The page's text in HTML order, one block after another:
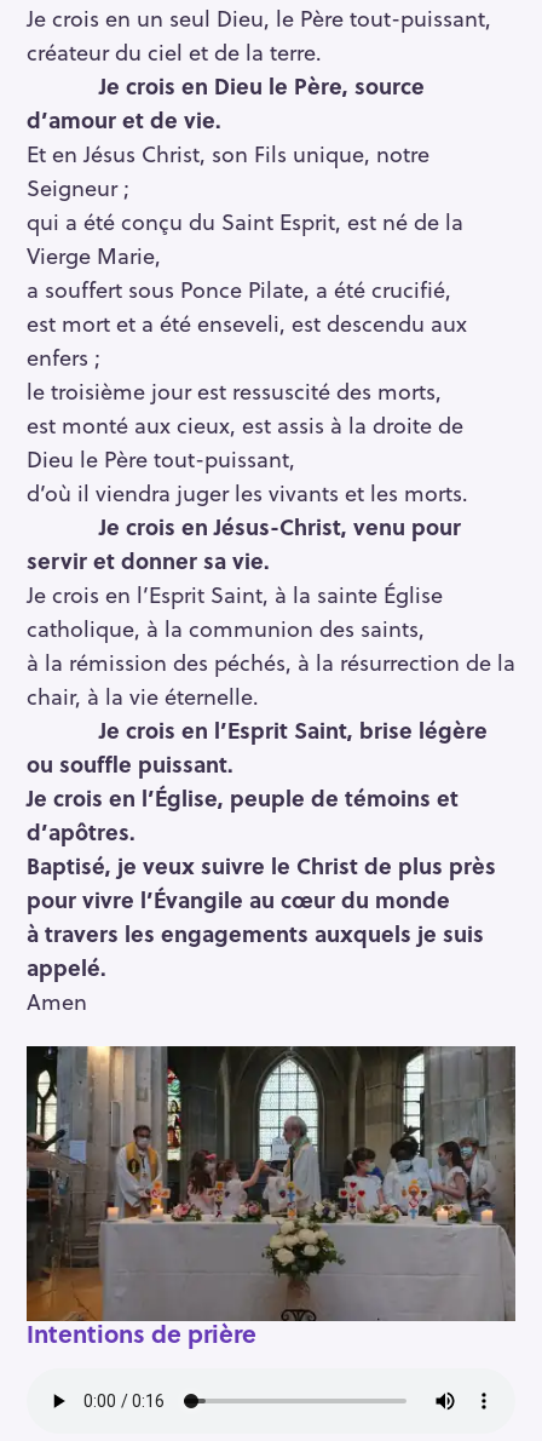
Je crois en un seul Dieu, le Père tout-puissant,
créateur du ciel et de la terre.
Je crois en Dieu le Père, source
d’amour et de vie.
Et en Jésus Christ, son Fils unique, notre
Seigneur ;
qui a été conçu du Saint Esprit, est né de la
Vierge Marie,
a souffert sous Ponce Pilate, a été crucifié,
est mort et a été enseveli, est descendu aux
enfers ;
le troisième jour est ressuscité des morts,
est monté aux cieux, est assis à la droite de
Dieu le Père tout-puissant,
d’où il viendra juger les vivants et les morts.
Je crois en Jésus-Christ, venu pour
servir et donner sa vie.
Je crois en l’Esprit Saint, à la sainte Église
catholique, à la communion des saints,
à la rémission des péchés, à la résurrection de la
chair, à la vie éternelle.
Je crois en l’Esprit Saint, brise légère
ou souffle puissant.
Je crois en l’Église, peuple de témoins et
d’apôtres.
Baptisé, je veux suivre le Christ de plus près
pour vivre l’Évangile au cœur du monde
à travers les engagements auxquels je suis
appelé.
Amen
Intentions de prière